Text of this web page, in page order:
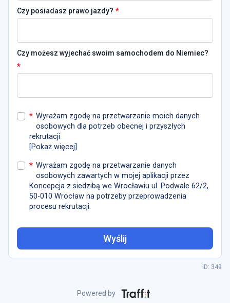
Czy posiadasz prawo jazdy? *
Czy możesz wyjechać swoim samochodem do Niemiec?
*
* Wyrażam zgodę na przetwarzanie moich danych
osobowych dla potrzeb obecnej i przyszłych
rekrutacji
[Pokaż więcej]
* Wyrażam zgodę na przetwarzanie danych
osobowych zawartych w mojej aplikacji przez
Koncepcja z siedzibą we Wrocławiu ul. Podwale 62/2,
50-010 Wrocław na potrzeby przeprowadzenia
procesu rekrutacji.
Wyślij
ID: 349
Powered by